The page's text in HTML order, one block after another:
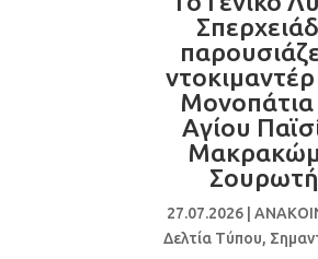
Μονοπάτια
Αγίου
27.07.2026 |
Δελτία Τύπου,